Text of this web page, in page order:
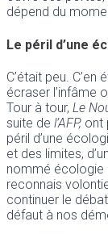
dépend du
Le péril d’une
C’était peu.
écraser l’infâme
Tour à tour, Le
suite de l’AFP, ont
péril d’une
et des limites,
nommé écologie
reconnais
continuer le
défaut à nos